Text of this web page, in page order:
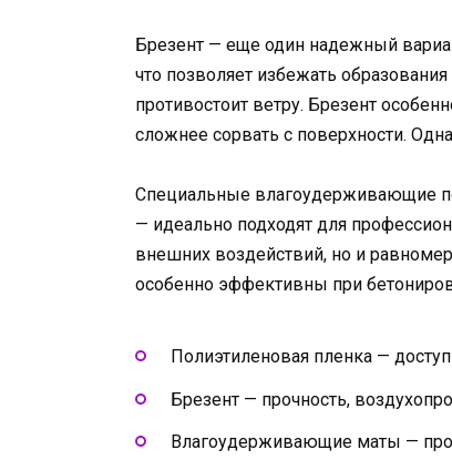
Брезент — еще один надежный
что позволяет избежать
противостоит ветру. Брезент
сложнее сорвать с поверхности.
Специальные влагоудерживающие
— идеально подходят для
внешних воздействий, но и
особенно эффективны при
Полиэтиленовая пленка —
Брезент — прочность,
Влагоудерживающие маты —